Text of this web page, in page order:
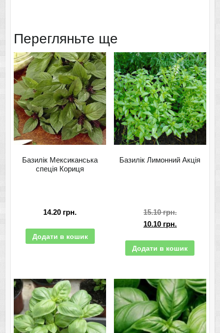
Перегляньте ще
Базилік Мексиканська
спеція Кориця
14.20 грн.
Додати в кошик
Акція! – 33 %
Базилік Лимонний Акція
15.10грн.
10.10 грн.
Додати в кошик